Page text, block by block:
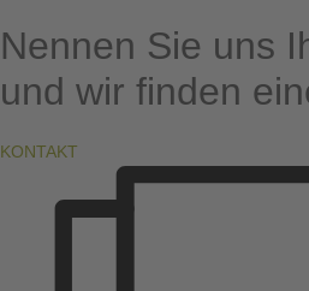
Nennen Sie uns
und wir finden
KONTAKT